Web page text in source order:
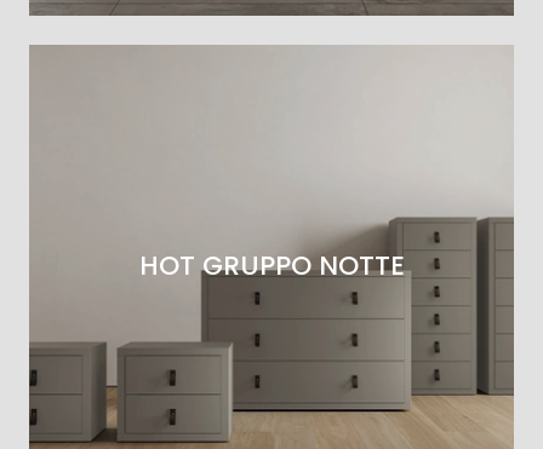
HOT GRUPPO NOTTE